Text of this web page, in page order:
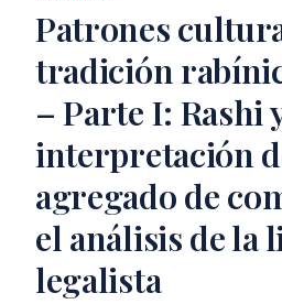
Patrones
tradición
– Parte I: Rashi
interpretación
agregado de
el análisis de la
legalista